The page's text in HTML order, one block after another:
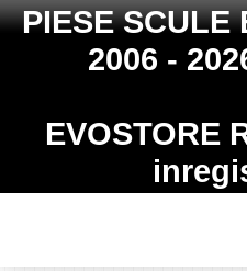
PIESE SCULE
2006 -
EVOSTORE